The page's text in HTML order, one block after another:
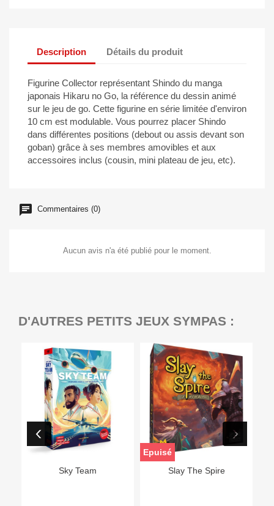
Description Détails du produit
Figurine Collector représentant Shindo du manga
japonais Hikaru no Go, la référence du dessin animé
sur le jeu de go. Cette figurine en série limitée d'environ
10 cm est modulable. Vous pourrez placer Shindo
dans différentes positions (debout ou assis devant son
goban) grâce à ses membres amovibles et aux
accessoires inclus (cousin, mini plateau de jeu, etc).
Commentaires (0)
Aucun avis n'a été publié pour le moment.
D'AUTRES PETITS JEUX SYMPAS :
Sky Team Slay The Spire
Epuisé